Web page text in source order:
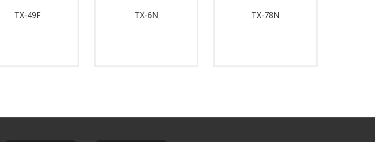
TX-49F TX-6N TX-78N